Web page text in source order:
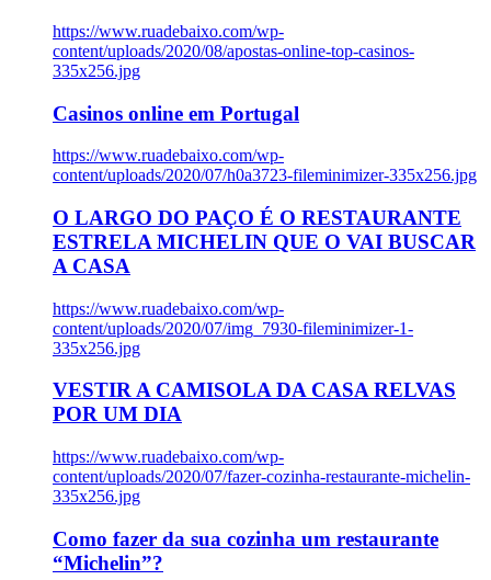
https://www.ruadebaixo.com/wp-
content/uploads/2020/08/apostas-online-top-casinos-
335x256.jpg
Casinos online em Portugal
https://www.ruadebaixo.com/wp-
content/uploads/2020/07/h0a3723-fileminimizer-335x256.jpg
O LARGO DO PAÇO É O RESTAURANTE
ESTRELA MICHELIN QUE O VAI BUSCAR
A CASA
https://www.ruadebaixo.com/wp-
content/uploads/2020/07/img_7930-fileminimizer-1-
335x256.jpg
VESTIR A CAMISOLA DA CASA RELVAS
POR UM DIA
https://www.ruadebaixo.com/wp-
content/uploads/2020/07/fazer-cozinha-restaurante-michelin-
335x256.jpg
Como fazer da sua cozinha um restaurante
“Michelin”?